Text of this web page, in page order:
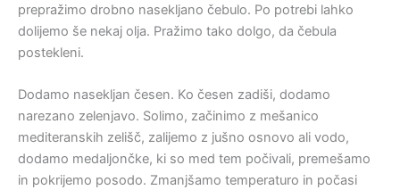
prepražimo drobno nasekljano čebulo. Po potrebi lahko
dolijemo še nekaj olja. Pražimo tako dolgo, da čebula
postekleni.
Dodamo nasekljan česen. Ko česen zadiši, dodamo
narezano zelenjavo. Solimo, začinimo z mešanico
mediteranskih zelišč, zalijemo z jušno osnovo ali vodo,
dodamo medaljončke, ki so med tem počivali, premešamo
in pokrijemo posodo. Zmanjšamo temperaturo in počasi